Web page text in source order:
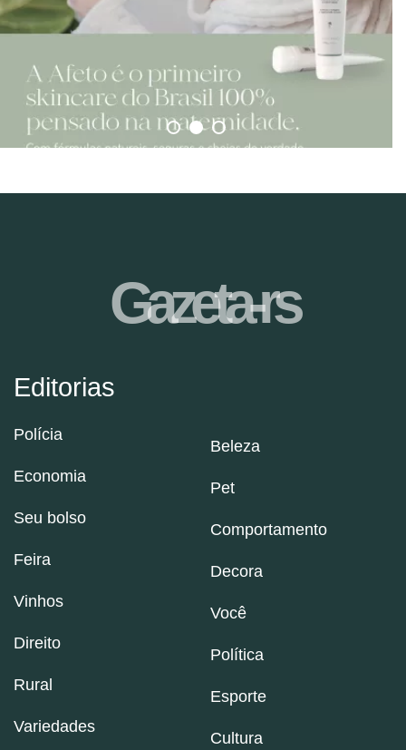
Editorias
Polícia
Economia
Seu bolso
Feira
Vinhos
Direito
Rural
Variedades
Beleza
Pet
Comportamento
Decora
Você
Política
Esporte
Cultura
Gazeta-rs